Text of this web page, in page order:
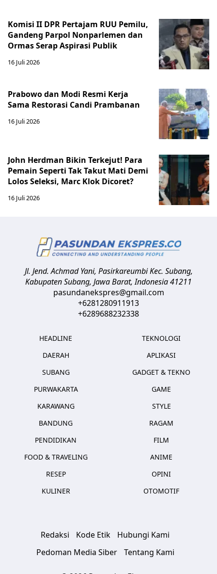
Komisi II DPR Pertajam RUU Pemilu,
Gandeng Parpol Nonparlemen dan
Ormas Serap Aspirasi Publik
16 Juli 2026
Prabowo dan Modi Resmi Kerja
Sama Restorasi Candi Prambanan
16 Juli 2026
John Herdman Bikin Terkejut! Para
Pemain Seperti Tak Takut Mati Demi
Lolos Seleksi, Marc Klok Dicoret?
16 Juli 2026
Jl. Jend. Achmad Yani, Pasirkareumbi Kec. Subang,
Kabupaten Subang, Jawa Barat,Indonesia41211
pasundanekspres@gmail.com
+6281280911913
+6289688232338
HEADLINE
DAERAH
SUBANG
PURWAKARTA
KARAWANG
BANDUNG
PENDIDIKAN
FOOD & TRAVELING
RESEP
KULINER
TEKNOLOGI
APLIKASI
GADGET & TEKNO
GAME
STYLE
RAGAM
FILM
ANIME
OPINI
OTOMOTIF
Redaksi Kode Etik
Hubungi Kami
Pedoman Media Siber
Tentang Kami